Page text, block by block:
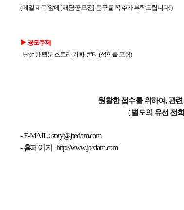
(메일 제목 앞에 [재담 공모전] 문구를 꼭 추가 부탁드립니다!)
▶ 공모주제
- 남성향 웹툰 스토리 기획, 콘티 (성인물 포함)
원활한 접수를 위하여, 관
( 별도의 유선 전
- E-MAIL : story@jaedam.com
- 홈페이지 :http://www.jaedam.com